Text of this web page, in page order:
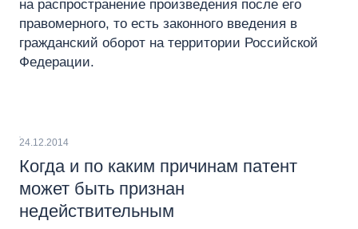
на распространение произведения после его
правомерного, то есть законного введения в
гражданский оборот на территории Российской
Федерации.
24.12.2014
Когда и по каким причинам патент
может быть признан
недействительным